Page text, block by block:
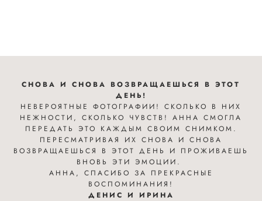
СНОВА И СНОВА ВОЗВРАЩАЕШЬСЯ В ЭТОТ
ДЕНЬ!
НЕВЕРОЯТНЫЕ ФОТОГРАФИИ! СКОЛЬКО В НИХ
НЕЖНОСТИ, СКОЛЬКО ЧУВСТВ! АННА СМОГЛА
ПЕРЕДАТЬ ЭТО КАЖДЫМ СВОИМ СНИМКОМ.
ПЕРЕСМАТРИВАЯ ИХ СНОВА И СНОВА
ВОЗВРАЩАЕШЬСЯ В ЭТОТ ДЕНЬ И ПРОЖИВАЕШЬ
ВНОВЬ ЭТИ ЭМОЦИИ.
АННА, СПАСИБО ЗА ПРЕКРАСНЫЕ
ВОСПОМИНАНИЯ!
ДЕНИС И ИРИНА